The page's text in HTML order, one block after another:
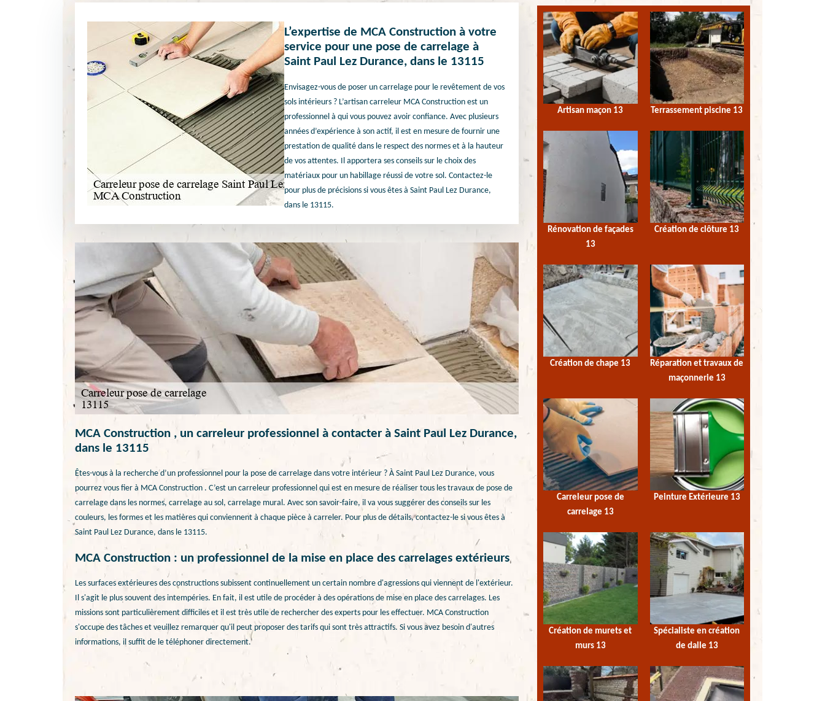
L’expertise de MCA Construction à votre
service pour une pose de carrelage à
Saint Paul Lez Durance, dans le 13115
Envisagez-vous de poser un carrelage pour le revêtement de vos
sols intérieurs ? L’artisan carreleur MCA Construction est un
professionnel à qui vous pouvez avoir confiance. Avec plusieurs
années d’expérience à son actif, il est en mesure de fournir une
prestation de qualité dans le respect des normes et à la hauteur
de vos attentes. Il apportera ses conseils sur le choix des
matériaux pour un habillage réussi de votre sol. Contactez-le
pour plus de précisions si vous êtes à Saint Paul Lez Durance,
dans le 13115.
MCA Construction , un carreleur professionnel à contacter à Saint Paul Lez Durance,
dans le 13115
Êtes-vous à la recherche d’un professionnel pour la pose de carrelage dans votre intérieur ? À Saint Paul Lez Durance, vous
pourrez vous fier à MCA Construction . C’est un carreleur professionnel qui est en mesure de réaliser tous les travaux de pose de
carrelage dans les normes, carrelage au sol, carrelage mural. Avec son savoir-faire, il va vous suggérer des conseils sur les
couleurs, les formes et les matières qui conviennent à chaque pièce à carreler. Pour plus de détails, contactez-le si vous êtes à
Saint Paul Lez Durance, dans le 13115.
MCA Construction : un professionnel de la mise en place des carrelages extérieurs
Les surfaces extérieures des constructions subissent continuellement un certain nombre d'agressions qui viennent de l'extérieur.
Il s'agit le plus souvent des intempéries. En fait, il est utile de procéder à des opérations de mise en place des carrelages. Les
missions sont particulièrement difficiles et il est très utile de rechercher des experts pour les effectuer. MCA Construction
s'occupe des tâches et veuillez remarquer qu'il peut proposer des tarifs qui sont très attractifs. Si vous avez besoin d'autres
informations, il suffit de le téléphoner directement.
Artisan maçon 13 Terrassement piscine 13
Rénovation de façades
13
Création de clôture 13
Création de chape 13
Réparation et travaux de
maçonnerie 13
Carreleur pose de
carrelage 13
Peinture Extérieure 13
Création de murets et
murs 13
Spécialiste en création
de dalle 13